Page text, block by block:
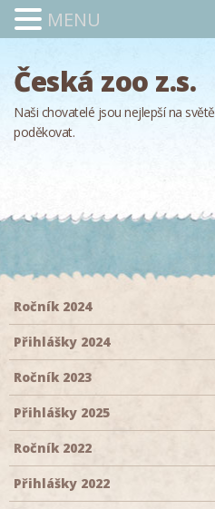
Česká zoo z.s.
Naši chovatelé jsou nejlepší na
poděkovat.
Ročník 2024
Přihlášky 2024
Ročník 2023
Přihlášky 2025
Ročník 2022
Přihlášky 2022
MENU